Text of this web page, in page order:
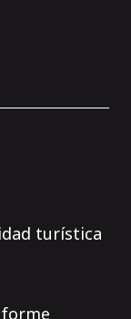
turística